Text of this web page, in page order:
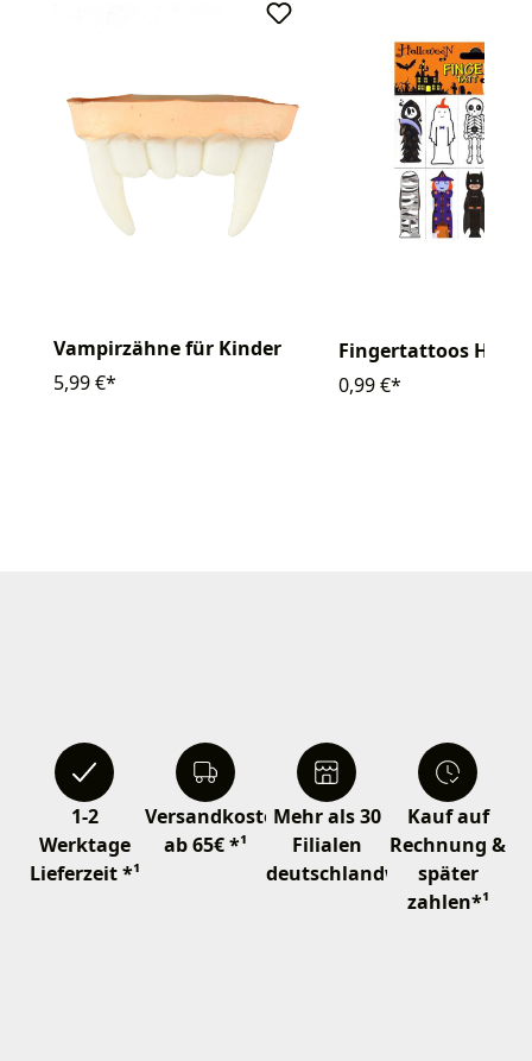
Vampirzähne für Kinder
5,99 €*
Fingertattoos
0,99 €*
1-2
Werktage
Lieferzeit *¹
Versandkostenfrei
ab 65€ *¹
Mehr als 30
Filialen
deutschlandweit
Kauf auf
Rechnung &
später
zahlen*¹